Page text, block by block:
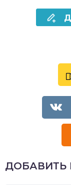
ДОБАВИТЬ